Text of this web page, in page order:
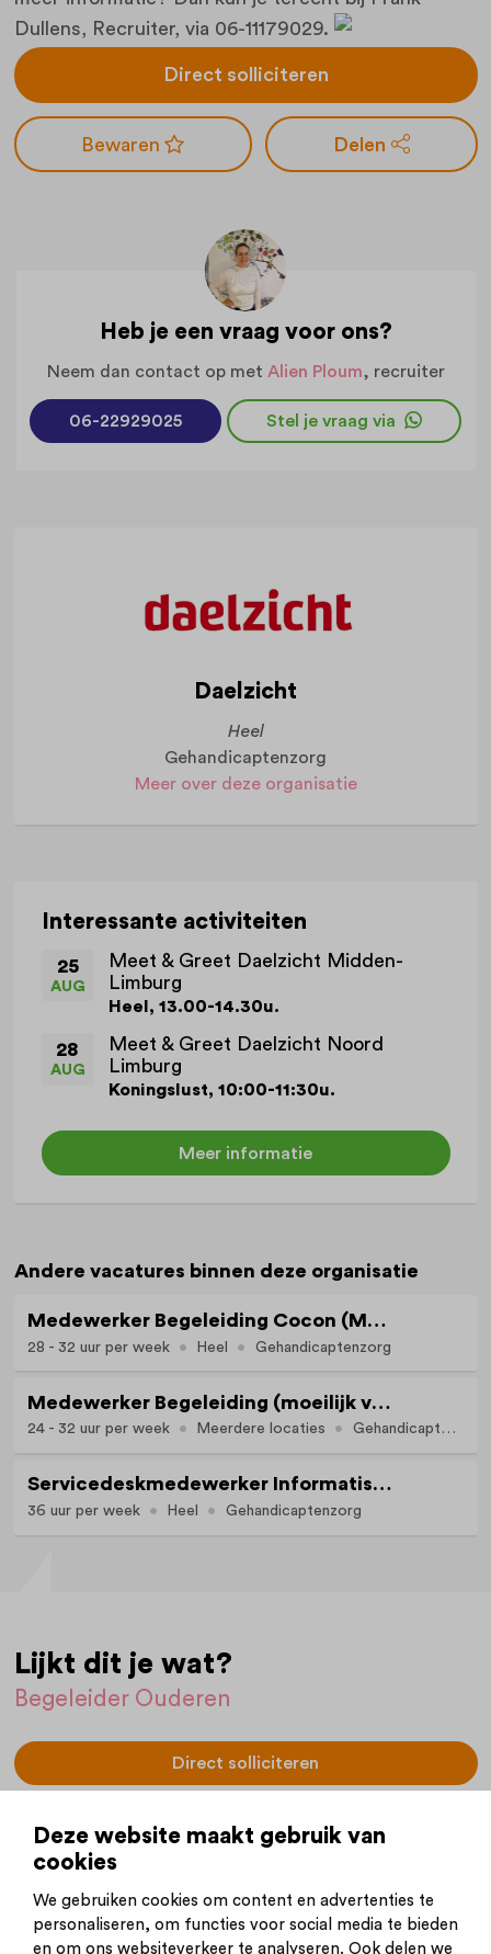
Deze website maakt gebruik van
cookies
We gebruiken cookies om content en advertenties te
personaliseren, om functies voor social media te bieden
en om ons websiteverkeer te analyseren. Ook delen we
Dullens, Recruiter, via 06-11179029.
Direct solliciteren
Delen
Heb je een vraag voor ons?
Neem dan contact op met Alien Ploum, recruiter
06-22929025 Stel je vraag via
Daelzicht
Heel
Gehandicaptenzorg
Meer over deze organisatie
Interessante activiteiten
25
AUG
Meet & Greet Daelzicht Midden-
Limburg
Heel, 13.00-14.30u.
28
AUG
Meet & Greet Daelzicht Noord
Limburg
Koningslust, 10:00-11:30u.
Meer informatie
Andere vacatures binnen deze organisatie
Medewerker Begeleiding Cocon (MVG/Crisisopvang)
28 - 32 uur per week Heel Gehandicaptenzorg
Medewerker Begeleiding (moeilijk verstaanbaar gedrag)
24 - 32 uur per week Meerdere locaties Gehandicaptenzorg
Servicedeskmedewerker Informatisering
36 uur per week Heel Gehandicaptenzorg
Lijkt dit je wat?
Begeleider Ouderen
Direct solliciteren
Vacaturenummer:
(Handig om bij de hand te houden.)
Plaatsingsdatum:06-01-2025
Sluitingsdatum: 06-01-2027